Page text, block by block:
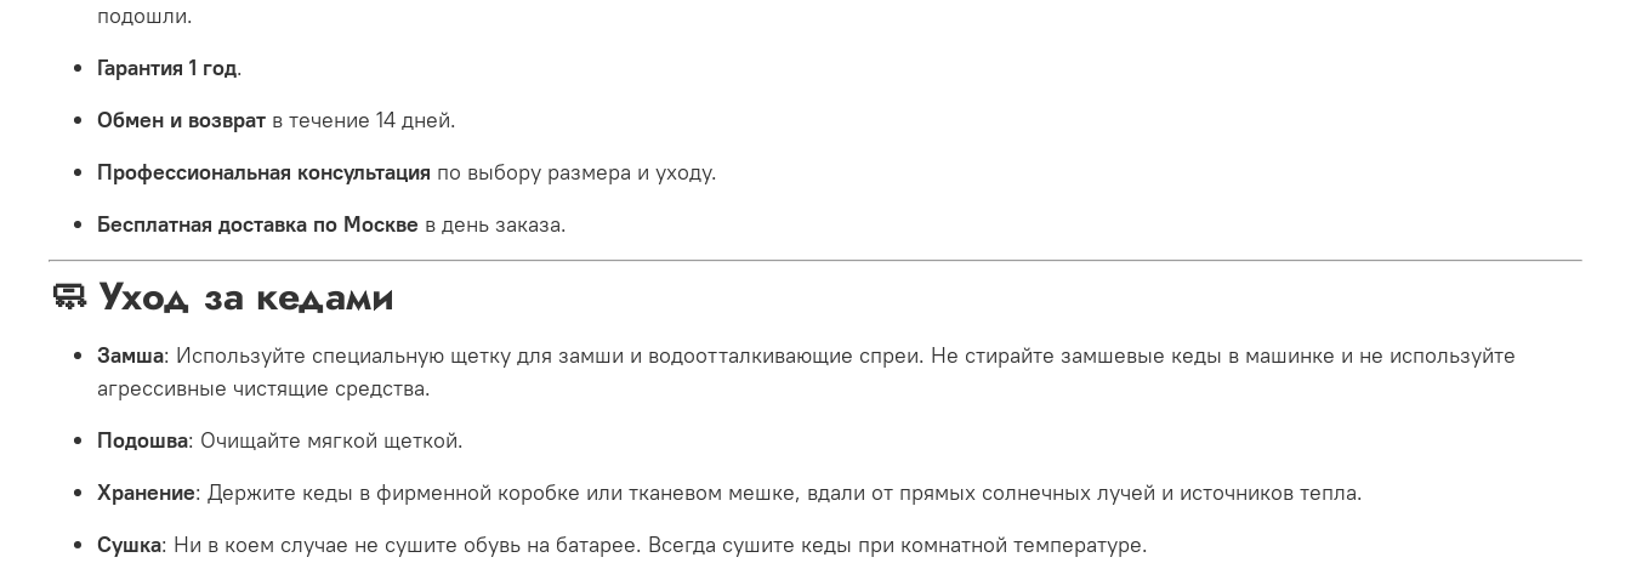
подошли.
Гарантия 1 год.
Обмен и возврат в течение 14 дней.
Профессиональная консультация по выбору размера и уходу.
Бесплатная доставка по Москве в день заказа.
🧼 Уход за кедами
Замша: Используйте специальную щетку для замши и водоотталкивающие спреи. Не стирайте замшевые кеды в машинке и не используйте
агрессивные чистящие средства.
Подошва: Очищайте мягкой щеткой.
Хранение: Держите кеды в фирменной коробке или тканевом мешке, вдали от прямых солнечных лучей и источников тепла.
Сушка: Ни в коем случае не сушите обувь на батарее. Всегда сушите кеды при комнатной температуре.